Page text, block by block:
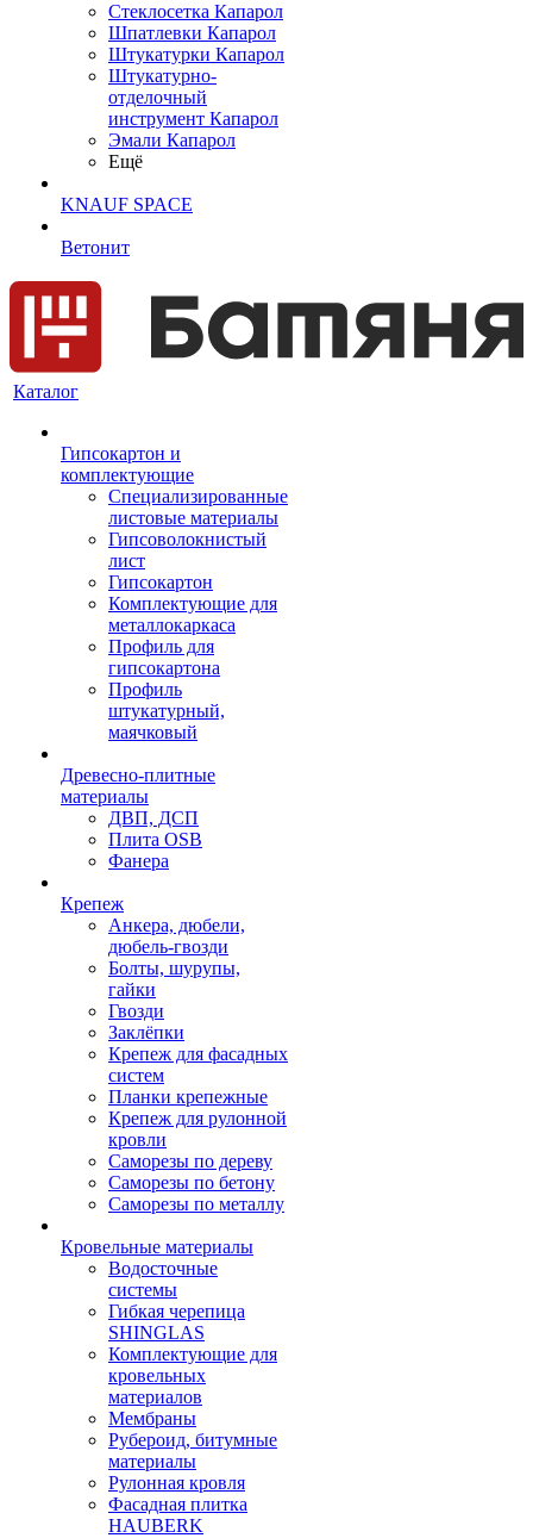
Cтеклосетка Капарол
Шпатлевки Капарол
Штукатурки Капарол
Штукатурно-
отделочный
инструмент Капарол
Эмали Капарол
Ещё
KNAUF SPACE
Ветонит
Каталог
Гипсокартон и
комплектующие
Специализированные
листовые материалы
Гипсоволокнистый
лист
Гипсокартон
Комплектующие для
металлокаркаса
Профиль для
гипсокартона
Профиль
штукатурный,
маячковый
Древесно-плитные
материалы
ДВП, ДСП
Плита OSB
Фанера
Крепеж
Анкера, дюбели,
дюбель-гвозди
Болты, шурупы,
гайки
Гвозди
Заклёпки
Крепеж для фасадных
систем
Планки крепежные
Крепеж для рулонной
кровли
Саморезы по дереву
Саморезы по бетону
Саморезы по металлу
Кровельные материалы
Водосточные
системы
Гибкая черепица
SHINGLAS
Комплектующие для
кровельных
материалов
Мембраны
Рубероид, битумные
материалы
Рулонная кровля
Фасадная плитка
HAUBERK